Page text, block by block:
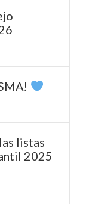
listas
2025